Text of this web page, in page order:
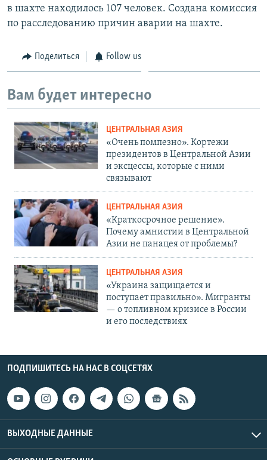
в шахте находилось 107 человек. Создана комиссия
по расследованию причин аварии на шахте.
Поделиться Follow us
Вам будет интересно
ЦЕНТРАЛЬНАЯ АЗИЯ
«Очень помпезно». Кортежи
президентов в Центральной Азии
и эксцессы, которые с ними
связывают
ЦЕНТРАЛЬНАЯ АЗИЯ
«Краткосрочное решение».
Почему амнистии в Центральной
Азии не панацея от проблемы?
ЦЕНТРАЛЬНАЯ АЗИЯ
«Украина защищается и
поступает правильно». Мигранты
— о топливном кризисе в России
и его последствиях
ПОДПИШИТЕСЬ НА НАС В СОЦСЕТЯХ
ВЫХОДНЫЕ ДАННЫЕ